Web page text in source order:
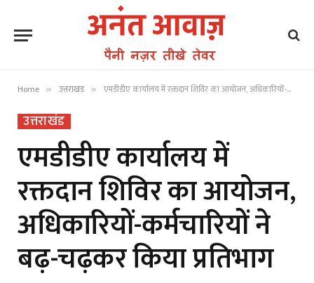
Home » उत्तराखंड » एमडीडीए कार्यालय में रक्तदान शिविर का आयोजन, अधिकारियों-कर्मचारियों ने बढ़-चढ़कर किया प्रतिभाग
उत्तराखंड
एमडीडीए कार्यालय में
रक्तदान शिविर का आयोजन,
अधिकारियों-कर्मचारियों ने
बढ़-चढ़कर किया प्रतिभाग